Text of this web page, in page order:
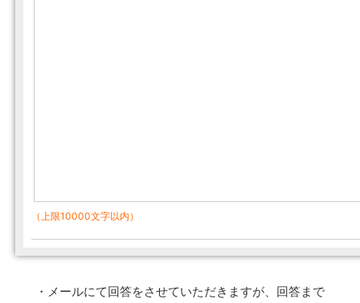
（上限10000文字以内）
・メールにて回答をさせていただきますが、回答まで